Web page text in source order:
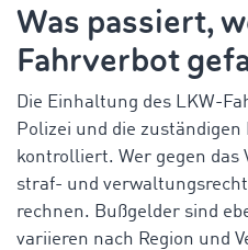
Was passiert,
Fahrverbot
Die Einhaltung des LKW-
Polizei und die zuständigen
kontrolliert. Wer gegen das
straf- und
rechnen. Bußgelder sind
variieren nach Region und